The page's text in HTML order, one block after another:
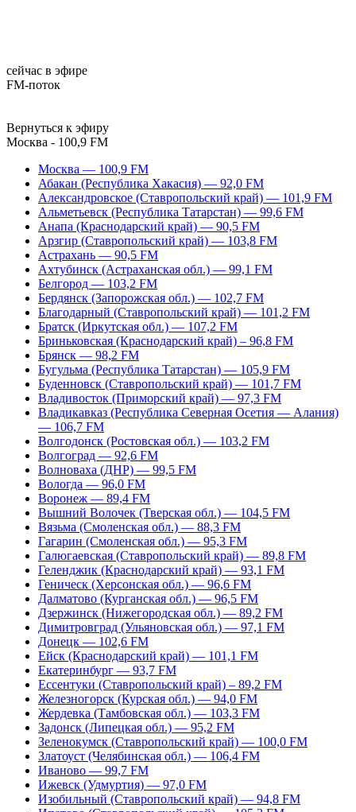
сейчас в эфире
FM-поток
Вернуться к эфиру
Москва - 100,9 FM
Москва — 100,9 FM
Абакан (Республика Хакасия) — 92,0 FM
Александровское (Ставропольский край) — 101,9 FM
Альметьевск (Республика Татарстан) — 99,6 FM
Анапа (Краснодарский край) — 90,5 FM
Арзгир (Ставропольский край) — 103,8 FM
Астрахань — 90,5 FM
Ахтубинск (Астраханская обл.) — 99,1 FM
Белгород — 103,2 FM
Бердянск (Запорожская обл.) — 102,7 FM
Благодарный (Ставропольский край) — 101,2 FM
Братск (Иркутская обл.) — 107,2 FM
Бриньковская (Краснодарский край) – 96,8 FM
Брянск — 98,2 FM
Бугульма (Республика Татарстан) — 105,9 FM
Буденновск (Ставропольский край) — 101,7 FM
Владивосток (Приморский край) — 97,3 FM
Владикавказ (Республика Северная Осетия — Алания)
— 106,7 FM
Волгодонск (Ростовская обл.) — 103,2 FM
Волгоград — 92,6 FM
Волноваха (ДНР) — 99,5 FM
Вологда — 96,0 FM
Воронеж — 89,4 FM
Вышний Волочек (Тверская обл.) — 104,5 FM
Вязьма (Смоленская обл.) — 88,3 FM
Гагарин (Смоленская обл.) — 95,3 FM
Галюгаевская (Ставропольский край) — 89,8 FM
Геленджик (Краснодарский край) — 93,1 FM
Геническ (Херсонская обл.) — 96,6 FM
Далматово (Курганская обл.) — 96,5 FM
Дзержинск (Нижегородская обл.) — 89,2 FM
Димитровград (Ульяновская обл.) — 97,1 FM
Донецк — 102,6 FM
Ейск (Краснодарский край) — 101,1 FM
Екатеринбург — 93,7 FM
Ессентуки (Ставропольский край) – 89,2 FM
Железногорск (Курская обл.) — 94,0 FM
Жердевка (Тамбовская обл.) — 103,3 FM
Задонск (Липецкая обл.) — 95,2 FM
Зеленокумск (Ставропольский край) — 100,0 FM
Златоуст (Челябинская обл.) — 106,4 FM
Иваново — 99,7 FM
Ижевск (Удмуртия) — 97,0 FM
Изобильный (Ставропольский край) — 94,8 FM